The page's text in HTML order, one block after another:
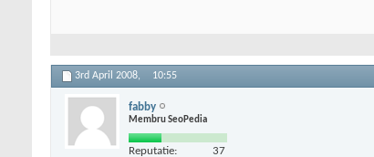
3rd April 2008, 10:55
fabby
Membru SeoPedia
Reputatie: 37